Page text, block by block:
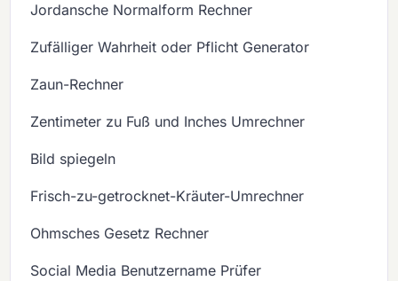
Jordansche Normalform Rechner
Zufälliger Wahrheit oder Pflicht Generator
Zaun-Rechner
Zentimeter zu Fuß und Inches Umrechner
Bild spiegeln
Frisch-zu-getrocknet-Kräuter-Umrechner
Ohmsches Gesetz Rechner
Social Media Benutzername Prüfer